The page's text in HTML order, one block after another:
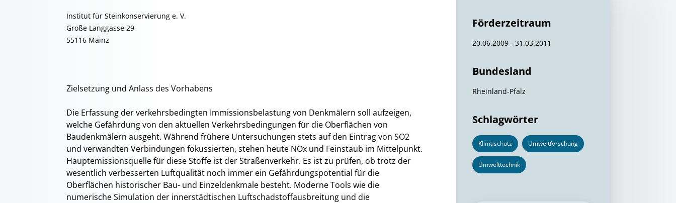
Institut für Steinkonservierung e. V.
Große Langgasse 29
55116 Mainz
Zielsetzung und Anlass des Vorhabens
Die Erfassung der verkehrsbedingten Immissionsbelastung von Denkmälern soll aufzeigen,
welche Gefährdung von den aktuellen Verkehrsbedingungen für die Oberflächen von
Baudenkmälern ausgeht. Während frühere Untersuchungen stets auf den Eintrag von SO2
und verwandten Verbindungen fokussierten, stehen heute NOx und Feinstaub im Mittelpunkt.
Hauptemissionsquelle für diese Stoffe ist der Straßenverkehr. Es ist zu prüfen, ob trotz der
wesentlich verbesserten Luftqualität noch immer ein Gefährdungspotential für die
Oberflächen historischer Bau- und Einzeldenkmale besteht. Moderne Tools wie die
numerische Simulation der innerstädtischen Luftschadstoffausbreitung und die
Förderzeitraum
20.06.2009 - 31.03.2011
Bundesland
Rheinland-Pfalz
Schlagwörter
Klimaschutz Umweltforschung
Umwelttechnik